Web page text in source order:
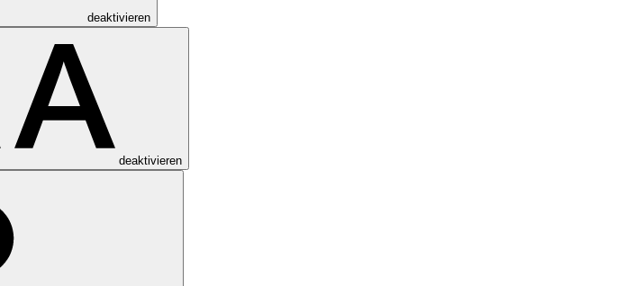
deaktivieren
deaktivieren